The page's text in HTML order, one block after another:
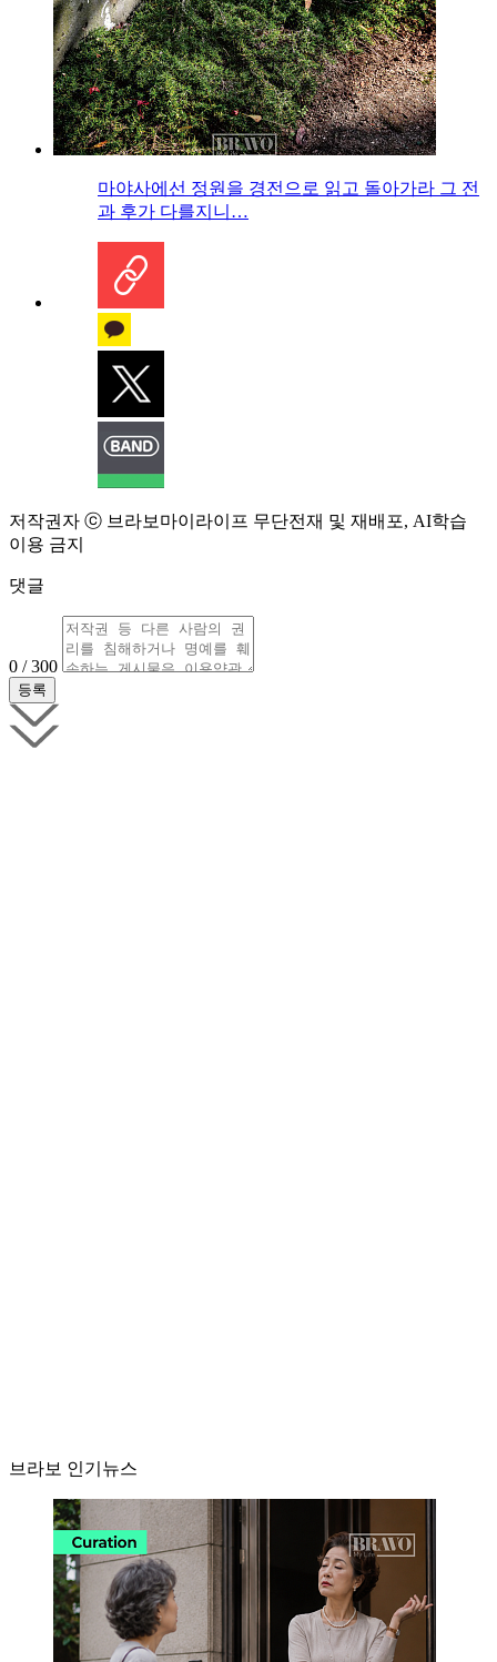
마야사에선 정원을 경전으로 읽고 돌아가라 그 전
과 후가 다를지니…
저작권자 ⓒ 브라보마이라이프 무단전재 및 재배포, AI학습
이용 금지
댓글
0 / 300
브라보 인기뉴스